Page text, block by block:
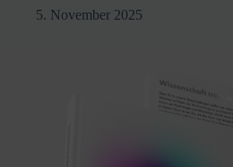
5. November 2025